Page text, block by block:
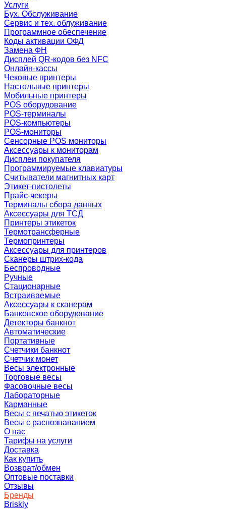
Услуги
Бух. Обслуживание
Сервис и тех. облуживание
Программное обеспечение
Коды активации ОФД
Замена ФН
Дисплей QR-кодов без NFC
Онлайн-кассы
Чековые принтеры
Настольные принтеры
Мобильные принтеры
POS оборудование
POS-терминалы
POS-компьютеры
POS-мониторы
Сенсорные POS мониторы
Аксессуары к мониторам
Дисплеи покупателя
Программируемые клавиатуры
Считыватели магнитных карт
Этикет-пистолеты
Прайс-чекеры
Терминалы сбора данных
Аксессуары для ТСД
Принтеры этикеток
Термотрансферные
Термопринтеры
Аксессуары для принтеров
Сканеры штрих-кода
Беспроводные
Ручные
Стационарные
Встраиваемые
Аксессуары к сканерам
Банковское оборудование
Детекторы банкнот
Автоматические
Портативные
Счетчики банкнот
Счетчик монет
Весы электронные
Торговые весы
Фасовочные весы
Лабораторные
Карманные
Весы с печатью этикеток
Весы с распознаванием
О нас
Тарифы на услуги
Доставка
Как купить
Возврат/обмен
Оптовые поставки
Отзывы
Бренды
Briskly